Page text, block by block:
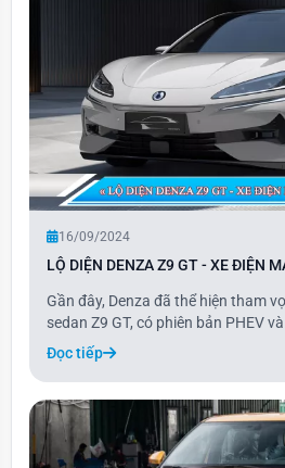
16/09/2024
LỘ DIỆN DENZA Z9 GT - XE ĐIỆN
Gần đây, Denza đã thể hiện tham
sedan Z9 GT, có phiên bản PHEV
thuộc dòng shooting brake, một
kết hợp giữa coupe 4 cửa và
001 và Porsche Taycan Sport
Đọc tiếp